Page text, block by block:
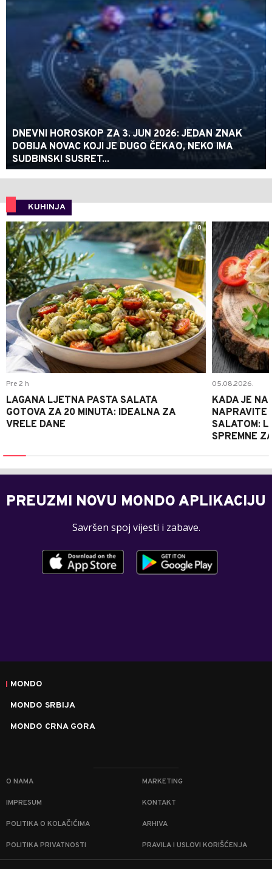
DNEVNI HOROSKOP ZA 3. JUN 2026: JEDAN ZNAK
DOBIJA NOVAC KOJI JE DUGO ČEKAO, NEKO IMA
SUDBINSKI SUSRET...
KUHINJA
0
Pre 2 h
LAGANA LJETNA PASTA SALATA
GOTOVA ZA 20 MINUTA: IDEALNA ZA
VRELE DANE
05.08.2026.
KADA JE
NAPRAVITE
SALATOM:
SPREMNE
PREUZMI NOVU MONDO APLIKACIJU
Savršen spoj vijesti i zabave.
MONDO
MONDO SRBIJA
MONDO CRNA GORA
O NAMA MARKETING
IMPRESUM KONTAKT
POLITIKA O KOLAČIĆIMA ARHIVA
POLITIKA PRIVATNOSTI PRAVILA I USLOVI KORIŠĆENJA